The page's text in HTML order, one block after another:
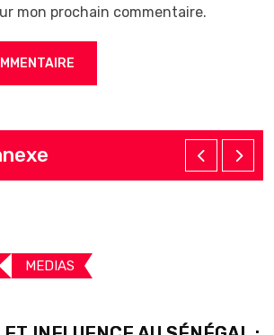
mon prochain commentaire.
MEDIAS